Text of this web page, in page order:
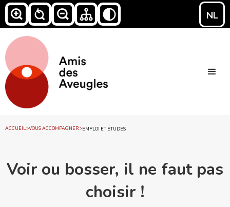
NL
ACCUEIL>VOUS ACCOMPAGNER>EMPLOI ET ÉTUDES
Voir ou bosser, il ne faut pas
choisir !